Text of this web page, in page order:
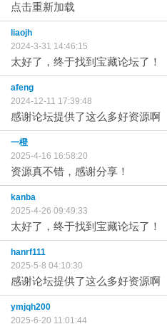
点击重新加载
liaojh
2024-3-31 14:46:15
太好了，终于找到宝藏论坛了！
afeng
2024-12-11 17:39:48
感谢论坛提供了这么多好资源啊
一橙
2025-4-16 16:58:20
资源真不错，感谢分享！
kanba
2025-4-26 09:49:33
太好了，终于找到宝藏论坛了！
hanrf111
2025-5-8 04:10:30
感谢论坛提供了这么多好资源啊
ymjqh200
2025-6-20 11:01:44